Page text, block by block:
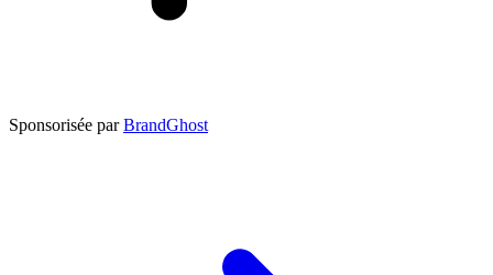
Sponsorisée par BrandGhost